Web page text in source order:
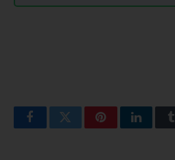
FacebookTwitterPinterest